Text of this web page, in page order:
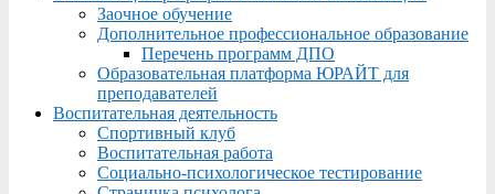
Заочное обучение
Дополнительное профессиональное образование
Перечень программ ДПО
Образовательная платформа ЮРАЙТ для
преподавателей
Воспитательная деятельность
Спортивный клуб
Воспитательная работа
Социально-психологическое тестирование